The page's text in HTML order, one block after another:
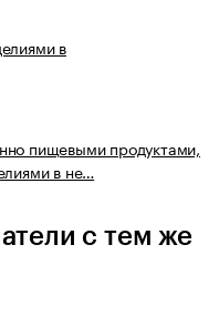
в
пищевыми продуктами,
в не…
с тем же